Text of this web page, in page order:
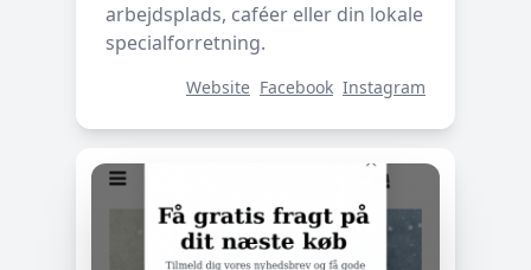
arbejdsplads, caféer eller din lokale
specialforretning.
Website Facebook Instagram